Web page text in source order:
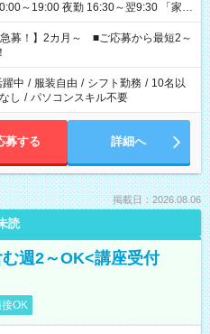
～19:00 夜勤 16:30～翌9:30 「家族
裕を持って夕飯の準備がしたい」
い」 など、ご希望を教えてください
務時間。 合計で週40時間を超える場
急募！】2カ月～ ■ご応募から最短2～
中 / 服装自由 / シフト勤務 / 10名以
し / パソコンスキル不要
募する 詳細へ
掲載日：2026.08.06
読
週2～OK<講座受付
OK